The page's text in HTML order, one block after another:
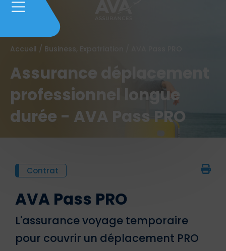
Accueil / Business, Expatriation
Assurance déplacement
professionnel longue
durée​ - AVA Pass PRO
Contrat
AVA Pass PRO
L'assurance voyage temporaire
pour couvrir un déplacement PRO